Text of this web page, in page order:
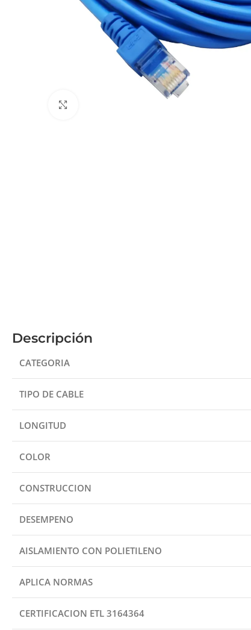
Descripción
CATEGORIA
TIPO DE CABLE
LONGITUD
COLOR
CONSTRUCCION
DESEMPENO
AISLAMIENTO CON POLIETILENO
APLICA NORMAS
CERTIFICACION ETL 3164364